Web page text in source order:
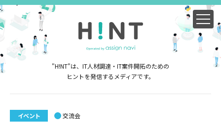
"H!NT"は、IT人材調達・IT案件開拓のための
ヒントを発信するメディアです。
イベント 交流会